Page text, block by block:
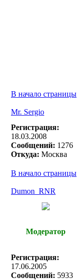
В начало страницы
Mr. Sergio
Регистрация:
18.03.2008
Сообщений: 1276
Откуда: Москва
В начало страницы
Dumon_RNR
Модератор
Регистрация:
17.06.2005
Сообщений: 5933